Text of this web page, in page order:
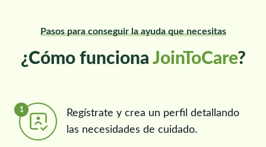
Pasos para conseguir la ayuda que necesitas
¿Cómo funciona JoinToCare?
1
Regístrate y crea un perfil detallando
las necesidades de cuidado.